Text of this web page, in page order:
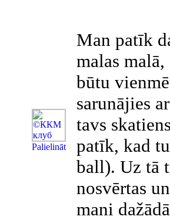
Рalielināt
Man patīk
malas
būtu
sarunājies
tavs
patīk, kad
ball). Uz tā
nosvērtas
mani